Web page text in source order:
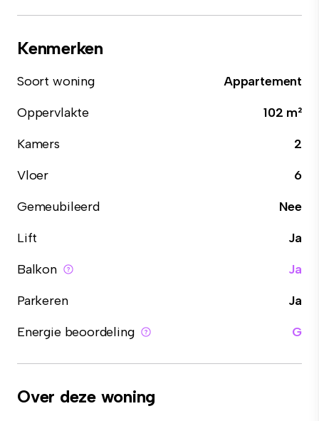
Kenmerken
Soort woning
Appartement
Oppervlakte
102 m²
Kamers
2
Vloer
6
Gemeubileerd
Nee
Lift
Ja
Balkon
Ja
Parkeren
Ja
Energie beoordeling
G
Over deze woning